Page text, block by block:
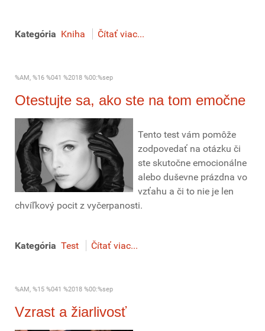
Kategória Kniha Čítať viac...
%AM, %16 %041 %2018 %00:%sep
Otestujte sa, ako ste na tom emočne
Tento test vám pomôže
zodpovedať na otázku či
ste skutočne emocionálne
alebo duševne prázdna vo
vzťahu a či to nie je len
chvíľkový pocit z vyčerpanosti.
Kategória Test Čítať viac...
%AM, %15 %041 %2018 %00:%sep
Vzrast a žiarlivosť